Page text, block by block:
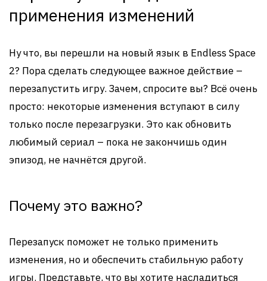
применения изменений
Ну что, вы перешли на новый язык в Endless Space
2? Пора сделать следующее важное действие –
перезапустить игру. Зачем, спросите вы? Всё очень
просто: некоторые изменения вступают в силу
только после перезагрузки. Это как обновить
любимый сериал – пока не закончишь один
эпизод, не начнётся другой.
Почему это важно?
Перезапуск поможет не только применить
изменения, но и обеспечить стабильную работу
игры. Представьте, что вы хотите насладиться